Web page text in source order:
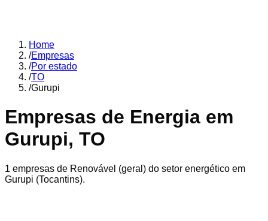
Home
/Empresas
/Por estado
/TO
/Gurupi
Empresas de Energia em
Gurupi, TO
1 empresas de Renovável (geral) do setor energético em
Gurupi (Tocantins).